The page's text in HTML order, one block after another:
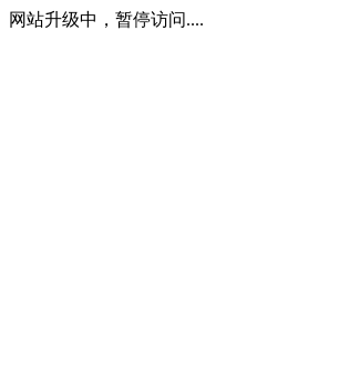
网站升级中，暂停访问....